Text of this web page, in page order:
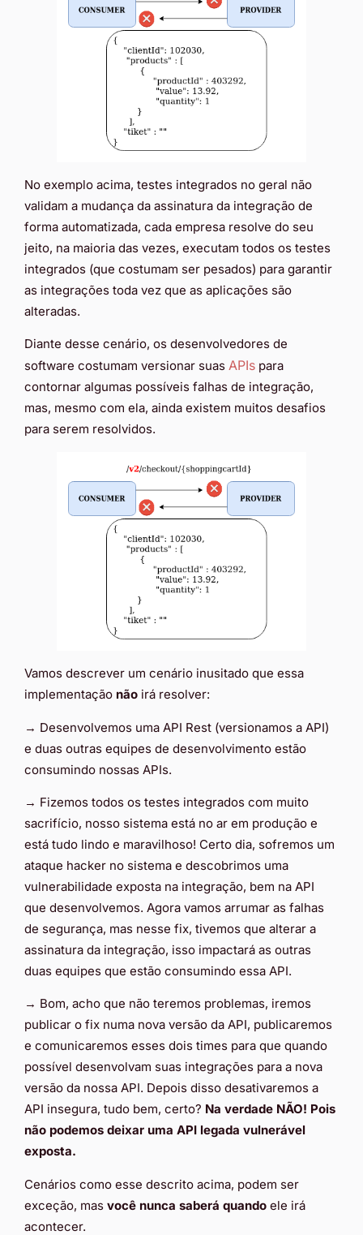
No exemplo acima, testes integrados no geral não
validam a mudança da assinatura da integração de
forma automatizada, cada empresa resolve do seu
jeito, na maioria das vezes, executam todos os testes
integrados (que costumam ser pesados) para garantir
as integrações toda vez que as aplicações são
alteradas.
Diante desse cenário, os desenvolvedores de
software costumam versionar suas APIs para
contornar algumas possíveis falhas de integração,
mas, mesmo com ela, ainda existem muitos desafios
para serem resolvidos.
Vamos descrever um cenário inusitado que essa
implementação não irá resolver:
→ Desenvolvemos uma API Rest (versionamos a API)
e duas outras equipes de desenvolvimento estão
consumindo nossas APIs.
→ Fizemos todos os testes integrados com muito
sacrifício, nosso sistema está no ar em produção e
está tudo lindo e maravilhoso! Certo dia, sofremos um
ataque hacker no sistema e descobrimos uma
vulnerabilidade exposta na integração, bem na API
que desenvolvemos. Agora vamos arrumar as falhas
de segurança, mas nesse fix, tivemos que alterar a
assinatura da integração, isso impactará as outras
duas equipes que estão consumindo essa API.
→ Bom, acho que não teremos problemas, iremos
publicar o fix numa nova versão da API, publicaremos
e comunicaremos esses dois times para que quando
possível desenvolvam suas integrações para a nova
versão da nossa API. Depois disso desativaremos a
API insegura, tudo bem, certo? Na verdade NÃO! Pois
não podemos deixar uma API legada vulnerável
exposta.
Cenários como esse descrito acima, podem ser
exceção, mas você nunca saberá quando ele irá
acontecer.